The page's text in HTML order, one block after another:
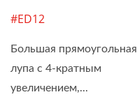
#ED12
Большая прямоугольная
лупа с 4-кратным
увеличением,...